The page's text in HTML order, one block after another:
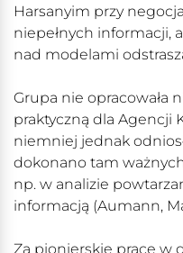
Harsanyim przy
niepełnych informacji,
nad modelami
Grupa nie opracowała
praktyczną dla Agencji
niemniej jednak
dokonano tam
np. w analizie
informacją (Aumann,
Za pionierskie prace w